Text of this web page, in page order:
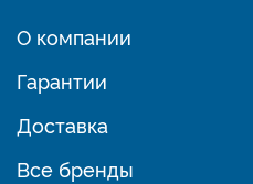
О компании
Гарантии
Доставка
Все бренды